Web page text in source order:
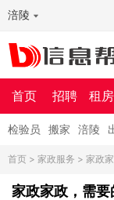
涪陵
首页 招聘 租房
检验员 搬家 涪陵
首页 > 家政服务 > 家政
家政家政，需要